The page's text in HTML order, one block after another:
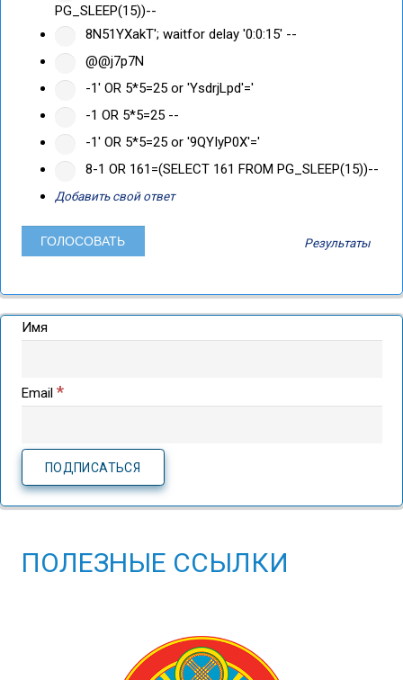
PG_SLEEP(15))--
8N51YXakT'; waitfor delay '0:0:15' --
@@j7p7N
-1' OR 5*5=25 or 'YsdrjLpd'='
-1 OR 5*5=25 --
-1' OR 5*5=25 or '9QYIyP0X'='
8-1 OR 161=(SELECT 161 FROM PG_SLEEP(15))--
Добавить свой ответ
Результаты
Имя
Email *
ПОЛЕЗНЫЕ ССЫЛКИ